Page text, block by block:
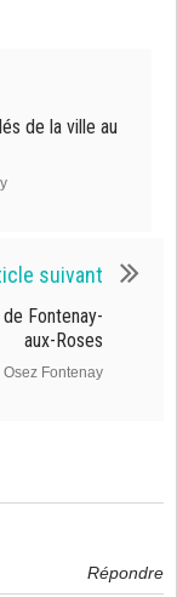
de la ville au
suivant
Fontenay-
aux-Roses
Osez Fontenay
Répondre